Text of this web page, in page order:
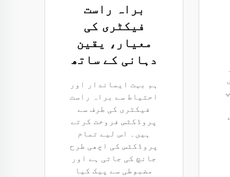
براہ راست
فیکٹری کی
معیار، یقین
دہانی کے ساتھ
ہم بہت ایماندار اور
احتیاط سے براہ راست
فیکٹری کی طرف سے
پروڈکٹس فروخت کرتے
ہیں۔ اس لیے تمام
پروڈکٹس کی اچھی طرح
جانچ کی جاتی ہے اور
مضبوطی سے پیک کیا